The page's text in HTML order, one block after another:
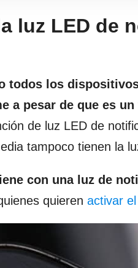
luz LED de
todos los
a pesar de que es
de luz LED de
tampoco tienen la
con una luz de
quieren activar